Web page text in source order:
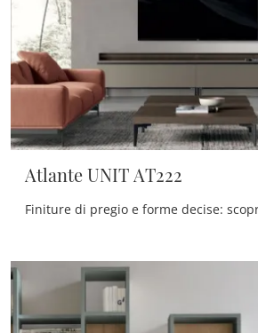
Atlante UNIT AT222